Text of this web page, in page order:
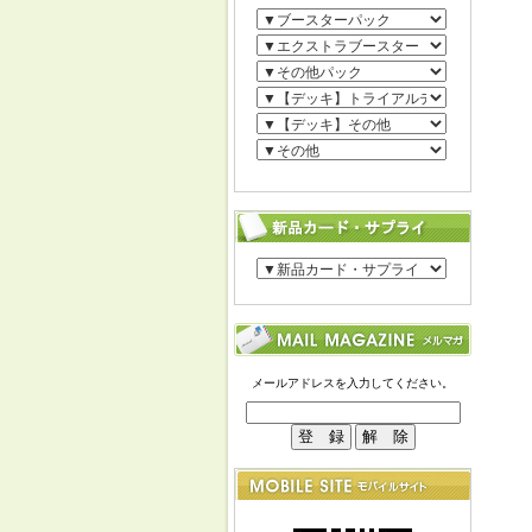
メールアドレスを入力してください。